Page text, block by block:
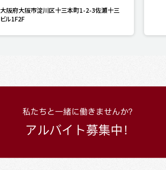
大阪府大阪市淀川区十三本町1-2-3佐瀬十三
ビル1F2F